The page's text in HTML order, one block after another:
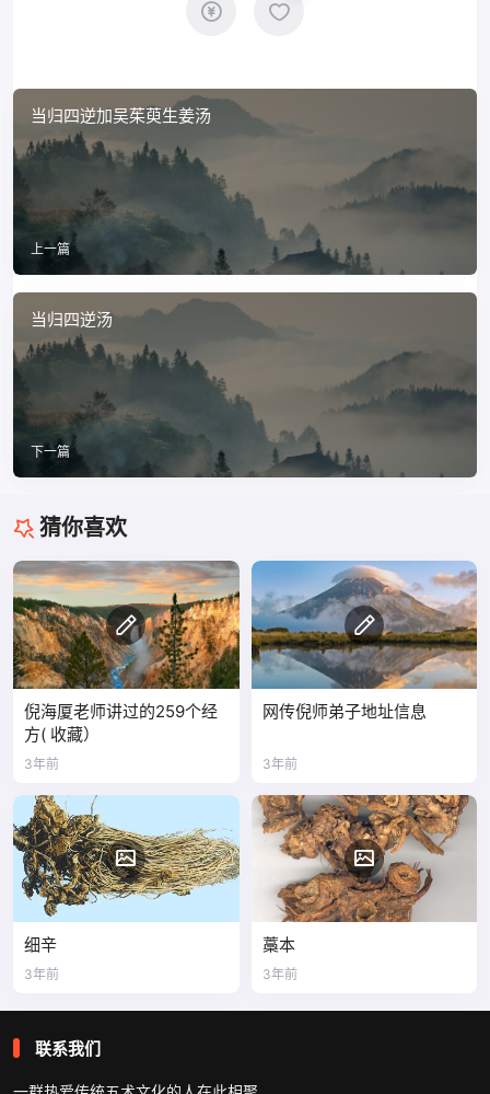
当归四逆加吴茱萸生姜汤
上一篇
当归四逆汤
下一篇
猜你喜欢
倪海厦老师讲过的259个经
方( 收藏）
3年前
网传倪师弟子地址信息
3年前
细辛
3年前
藁本
3年前
联系我们